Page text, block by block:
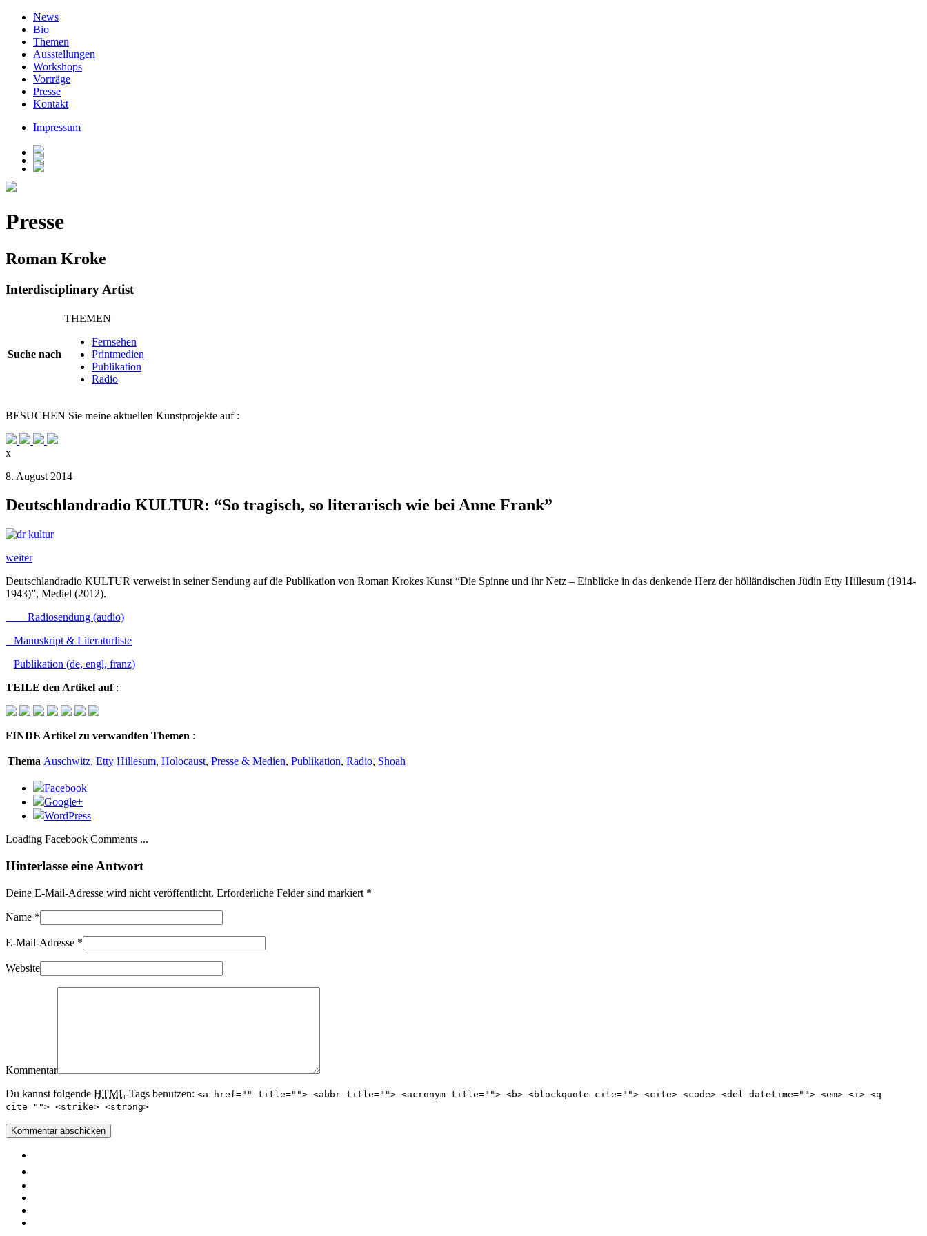
News
Bio
Themen
Ausstellungen
Workshops
Vorträge
Presse
Kontakt
Impressum
Presse
Roman Kroke
Interdisciplinary Artist
Suche nach
THEMEN
Fernsehen
Printmedien
Publikation
Radio
BESUCHEN Sie meine aktuellen Kunstprojekte auf :
x
8. August 2014
Deutschlandradio KULTUR: “So tragisch, so literarisch wie bei Anne Frank”
weiter
Deutschlandradio KULTUR verweist in seiner Sendung auf die Publikation von Roman Krokes Kunst “Die Spinne und ihr Netz – Einblicke in das denkende Herz der hölländischen Jüdin Etty Hillesum (1914-
1943)”, Mediel (2012).
Radiosendung (audio)
Manuskript & Literaturliste
Publikation (de, engl, franz)
TEILE den Artikel auf:
FINDE Artikel zu verwandten Themen :
Thema Auschwitz, Etty Hillesum, Holocaust, Presse & Medien, Publikation, Radio, Shoah
Facebook
Google+
WordPress
Loading Facebook Comments ...
Hinterlasse eine Antwort
Deine E-Mail-Adresse wird nicht veröffentlicht. Erforderliche Felder sind markiert *
Name *
E-Mail-Adresse *
Website
Kommentar
Du kannst folgende HTML-Tags benutzen: <a href="" title=""> <abbr title=""> <acronym title=""> <b> <blockquote cite=""> <cite> <code> <del datetime=""> <em> <i> <q
cite=""> <strike> <strong>